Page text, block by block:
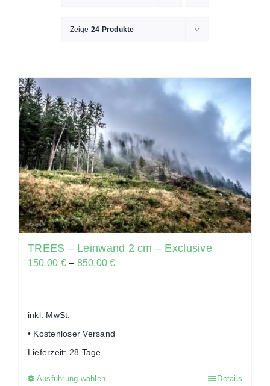
Zeige 24 Produkte
TREES – Leinwand 2 cm – Exclusive
150,00 €– 850,00€
inkl. MwSt.
• Kostenloser Versand
Lieferzeit: 28 Tage
Ausführung wählenDieses
Details